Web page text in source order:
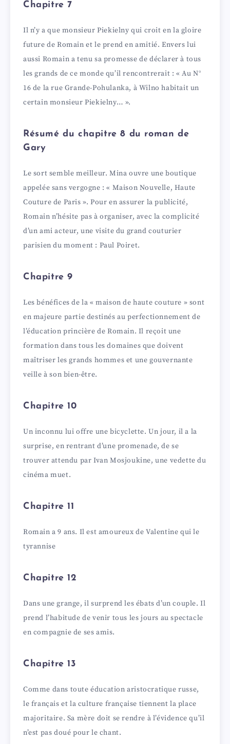
Chapitre 7
Il n’y a que monsieur Piekielny qui croit en la gloire
future de Romain et le prend en amitié. Envers lui
aussi Romain a tenu sa promesse de déclarer à tous
les grands de ce monde qu’il rencontrerait : « Au N°
16 de la rue Grande-Pohulanka, à Wilno habitait un
certain monsieur Piekielny… ».
Résumé du chapitre 8 du roman de
Gary
Le sort semble meilleur. Mina ouvre une boutique
appelée sans vergogne : « Maison Nouvelle, Haute
Couture de Paris ». Pour en assurer la publicité,
Romain n’hésite pas à organiser, avec la complicité
d’un ami acteur, une visite du grand couturier
parisien du moment : Paul Poiret.
Chapitre 9
Les bénéfices de la « maison de haute couture » sont
en majeure partie destinés au perfectionnement de
l’éducation princière de Romain. Il reçoit une
formation dans tous les domaines que doivent
maîtriser les grands hommes et une gouvernante
veille à son bien-être.
Chapitre 10
Un inconnu lui offre une bicyclette. Un jour, il a la
surprise, en rentrant d’une promenade, de se
trouver attendu par Ivan Mosjoukine, une vedette du
cinéma muet.
Chapitre 11
Romain a 9 ans. Il est amoureux de Valentine qui le
tyrannise
Chapitre 12
Dans une grange, il surprend les ébats d’un couple. Il
prend l’habitude de venir tous les jours au spectacle
en compagnie de ses amis.
Chapitre 13
Comme dans toute éducation aristocratique russe,
le français et la culture française tiennent la place
majoritaire. Sa mère doit se rendre à l’évidence qu’il
n’est pas doué pour le chant.